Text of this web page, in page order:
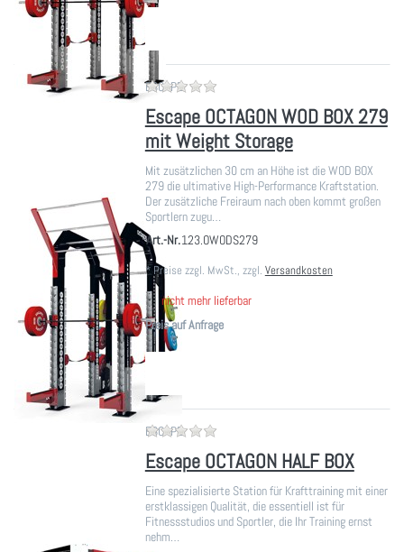
ESCAPE Zu diesem Produkt liegen noch
Escape OCTAGON WOD BOX 279
mit Weight Storage
Mit zusätzlichen 30 cm an Höhe ist die WOD BOX
279 die ultimative High-Performance Kraftstation.
Der zusätzliche Freiraum nach oben kommt großen
Sportlern zugu…
Art.-Nr.123.OWODS279
*Preise zzgl. MwSt., zzgl. Versandkosten
nicht mehr lieferbar
Preis auf Anfrage
ESCAPE Zu diesem Produkt liegen noch
Escape OCTAGON HALF BOX
Eine spezialisierte Station für Krafttraining mit einer
erstklassigen Qualität, die essentiell ist für
Fitnessstudios und Sportler, die Ihr Training ernst
nehm…